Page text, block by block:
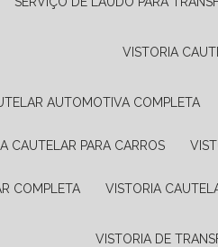
VISTORIA
AUTOMOTIVA COMPLETA
CAUTELAR PARA CARROS
COMPLETA VISTORIA
VISTORIA DE